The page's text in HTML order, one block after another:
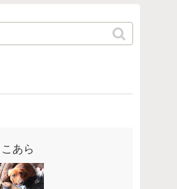
こあら